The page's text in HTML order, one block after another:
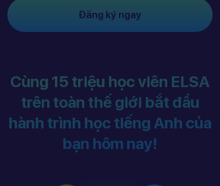
Đăng ký ngay
Cùng 15 triệu học viên ELSA
trên toàn thế giới bắt đầu
hành trình học tiếng Anh của
bạn hôm nay!